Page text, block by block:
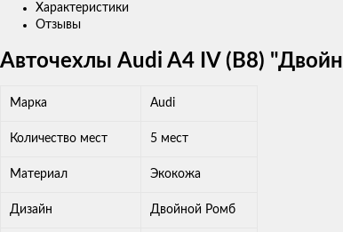
Характеристики
Отзывы
Авточехлы Audi A4 IV (B8)
Марка Audi
Количество мест 5 мест
Материал Экокожа
Дизайн Двойной Ромб